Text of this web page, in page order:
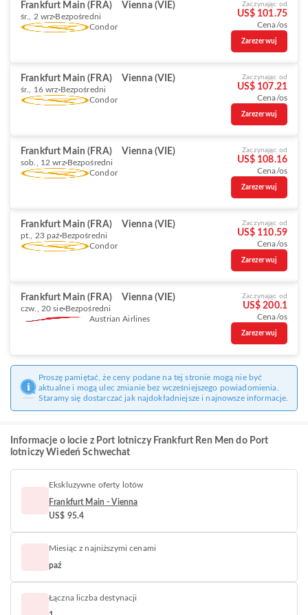
Frankfurt Main (FRA) Vienna (VIE)
śr., 2 wrz Bezpośredni
Condor
Zaczynając od
US$ 101.75
Cena/os
Zarezerwuj
Frankfurt Main (FRA) Vienna (VIE)
śr., 16 wrz Bezpośredni
Condor
Zaczynając od
US$ 107.21
Cena/os
Zarezerwuj
Frankfurt Main (FRA) Vienna (VIE)
sob., 12 wrz Bezpośredni
Condor
Zaczynając od
US$ 108.16
Cena/os
Zarezerwuj
Frankfurt Main (FRA) Vienna (VIE)
pt., 23 paź Bezpośredni
Condor
Zaczynając od
US$ 110.59
Cena/os
Zarezerwuj
Frankfurt Main (FRA) Vienna (VIE)
czw., 20 sie Bezpośredni
Austrian Airlines
Zaczynając od
US$ 200.1
Cena/os
Zarezerwuj
Proszę pamiętać, że ceny podane na tej stronie mogą nie być
aktualne i mogą ulec zmianie bez wcześniejszego powiadomienia.
Staramy się dostarczać jak najdokładniejsze i najnowsze informacje.
Informacje o locie z Port lotniczy Frankfurt Ren Men do Port
lotniczy Wiedeń Schwechat
Ekskluzywne oferty lotów
Frankfurt Main - Vienna
US$ 95.4
Miesiąc z najniższymi cenami
paź
Łączna liczba destynacji